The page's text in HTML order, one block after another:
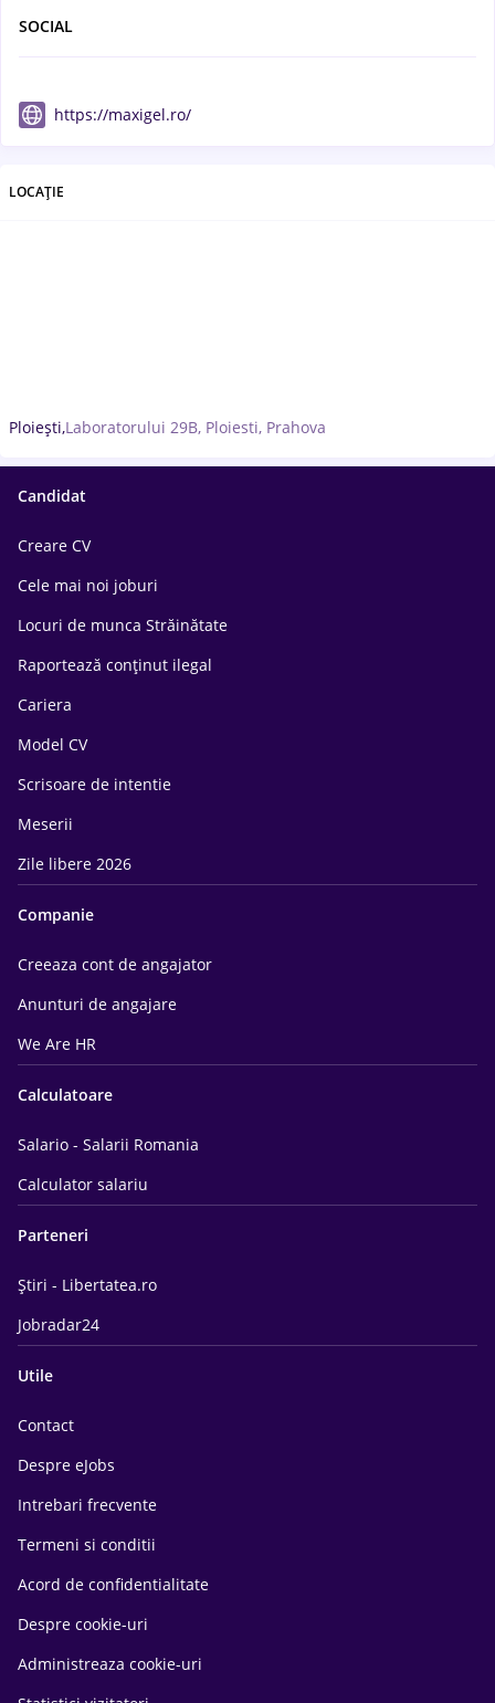
SOCIAL
https://maxigel.ro/
LOCAȚIE
Ploiești,Laboratorului 29B, Ploiesti, Prahova
Candidat
Creare CV
Cele mai noi joburi
Locuri de munca Străinătate
Raportează conținut ilegal
Cariera
Model CV
Scrisoare de intentie
Meserii
Zile libere 2026
Companie
Creeaza cont de angajator
Anunturi de angajare
We Are HR
Calculatoare
Salario - Salarii Romania
Calculator salariu
Parteneri
Știri - Libertatea.ro
Jobradar24
Utile
Contact
Despre eJobs
Intrebari frecvente
Termeni si conditii
Acord de confidentialitate
Despre cookie-uri
Administreaza cookie-uri